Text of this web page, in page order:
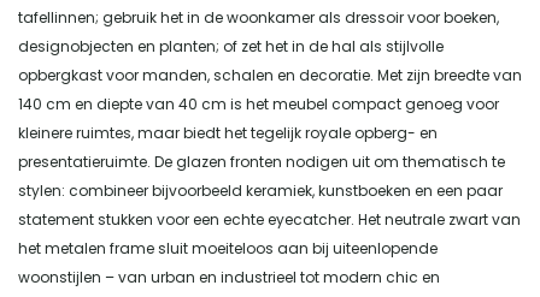
tafellinnen; gebruik het in de woonkamer als dressoir voor boeken,
designobjecten en planten; of zet het in de hal als stijlvolle
opbergkast voor manden, schalen en decoratie. Met zijn breedte van
140 cm en diepte van 40 cm is het meubel compact genoeg voor
kleinere ruimtes, maar biedt het tegelijk royale opberg- en
presentatieruimte. De glazen fronten nodigen uit om thematisch te
stylen: combineer bijvoorbeeld keramiek, kunstboeken en een paar
statement stukken voor een echte eyecatcher. Het neutrale zwart van
het metalen frame sluit moeiteloos aan bij uiteenlopende
woonstijlen – van urban en industrieel tot modern chic en